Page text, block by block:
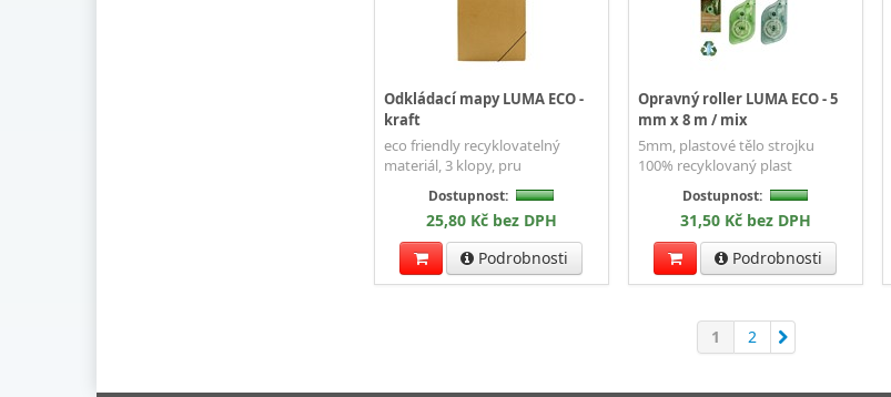
Odkládací mapy LUMA ECO -
kraft
eco friendly recyklovatelný
materiál, 3 klopy, pru
Dostupnost:
25,80 Kč bez DPH
Podrobnosti
Opravný roller LUMA ECO - 5
mm x 8 m / mix
5mm, plastové tělo strojku
100% recyklovaný plast
Dostupnost:
31,50 Kč bez DPH
Podrobnosti
1 2